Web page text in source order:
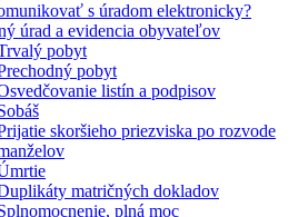
s úradom elektronicky?
úrad a evidencia obyvateľov
pobyt
pobyt
listín a podpisov
skoršieho priezviska po rozvode
matričných dokladov
plná moc